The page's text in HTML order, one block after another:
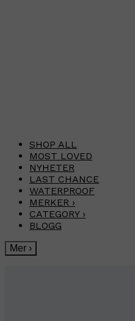
SHOP ALL
MOST LOVED
NYHETER
LAST CHANCE
WATERPROOF
MERKER ›
CATEGORY ›
BLOGG
Mer ›